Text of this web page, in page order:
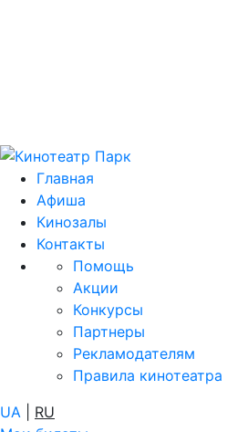
Главная
Афиша
Кинозалы
Контакты
Помощь
Акции
Конкурсы
Партнеры
Рекламодателям
Правила кинотеатра
UA
RU